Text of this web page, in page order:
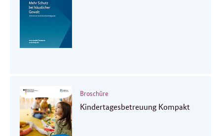
Broschüre
Kindertagesbetreuung Kompakt